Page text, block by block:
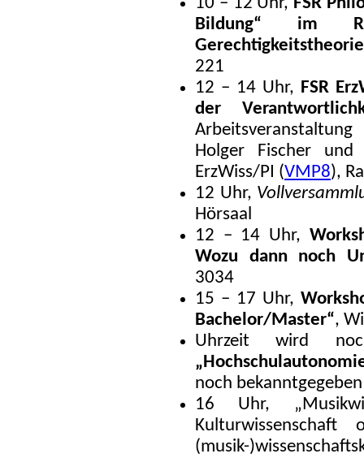
10 – 12 Uhr, FSR
Bildung“ im
Gerechtigkeitstheorie
221
12 – 14 Uhr, FSR
der
Holger Fischer und
ErzWiss/PI (VMP8),
12 Uhr,
Hörsaal
12 – 14 Uhr,
Wozu dann noch
3034
15 – 17 Uhr,
Bachelor/Master“,
Uhrzeit wird
noch bekanntgegeben
16 Uhr,
Kulturwissenschaft
(musik-